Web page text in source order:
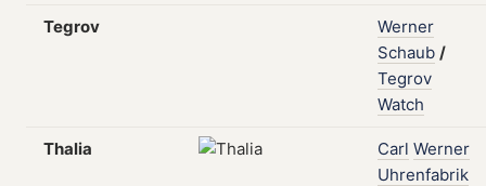
Tegrov
Werner
Schaub /
Tegrov
Watch
Thalia Carl Werner
Uhrenfabrik